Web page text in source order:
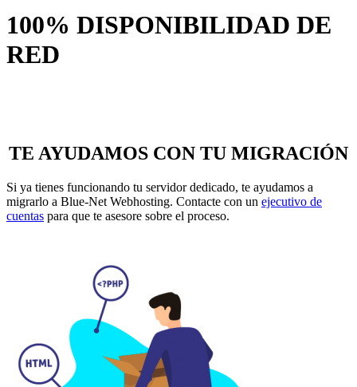
100% DISPONIBILIDAD DE
RED
TE AYUDAMOS CON TU MIGRACIÓN
Si ya tienes funcionando tu servidor dedicado, te ayudamos a
migrarlo a Blue-Net Webhosting. Contacte con un ejecutivo de
cuentas para que te asesore sobre el proceso.